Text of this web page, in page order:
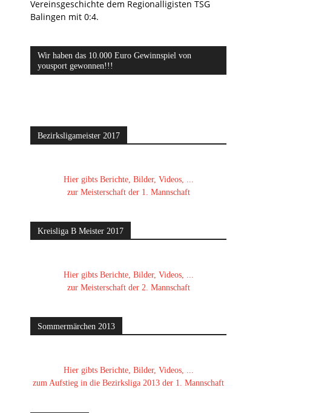
Vereinsgeschichte dem Regionalligisten TSG
Balingen mit 0:4.
Wir haben das 10.000 Euro Gewinnspiel von
yousport gewonnen!!!
Bezirksligameister 2017
Hier gibts Berichte, Bilder, Videos, ...
zur Meisterschaft der 1. Mannschaft
Kreisliga B Meister 2017
Hier gibts Berichte, Bilder, Videos, ...
zur Meisterschaft der 2. Mannschaft
Sommermärchen 2013
Hier gibts Berichte, Bilder, Videos, ...
zum Aufstieg in die Bezirksliga 2013 der 1. Mannschaft